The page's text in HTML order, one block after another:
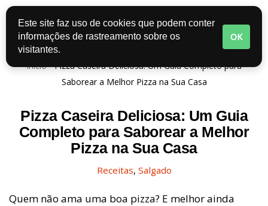
Pular
para
o
Início-Pizza Caseira Deliciosa: Um Guia Completo para
Saborear a Melhor Pizza na Sua Casa
Pizza Caseira Deliciosa: Um Guia
Completo para Saborear a Melhor
Pizza na Sua Casa
Receitas, Salgado
Quem não ama uma boa pizza? E melhor ainda
Este site faz uso de cookies que podem conter
informações de rastreamento sobre os
visitantes.
OK